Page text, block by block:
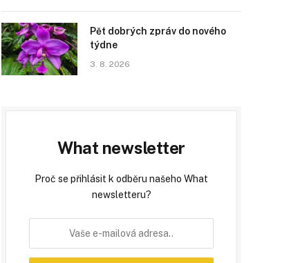
Pět dobrých zpráv do nového
týdne
3. 8. 2026
What newsletter
Proč se přihlásit k odběru našeho What
newsletteru?